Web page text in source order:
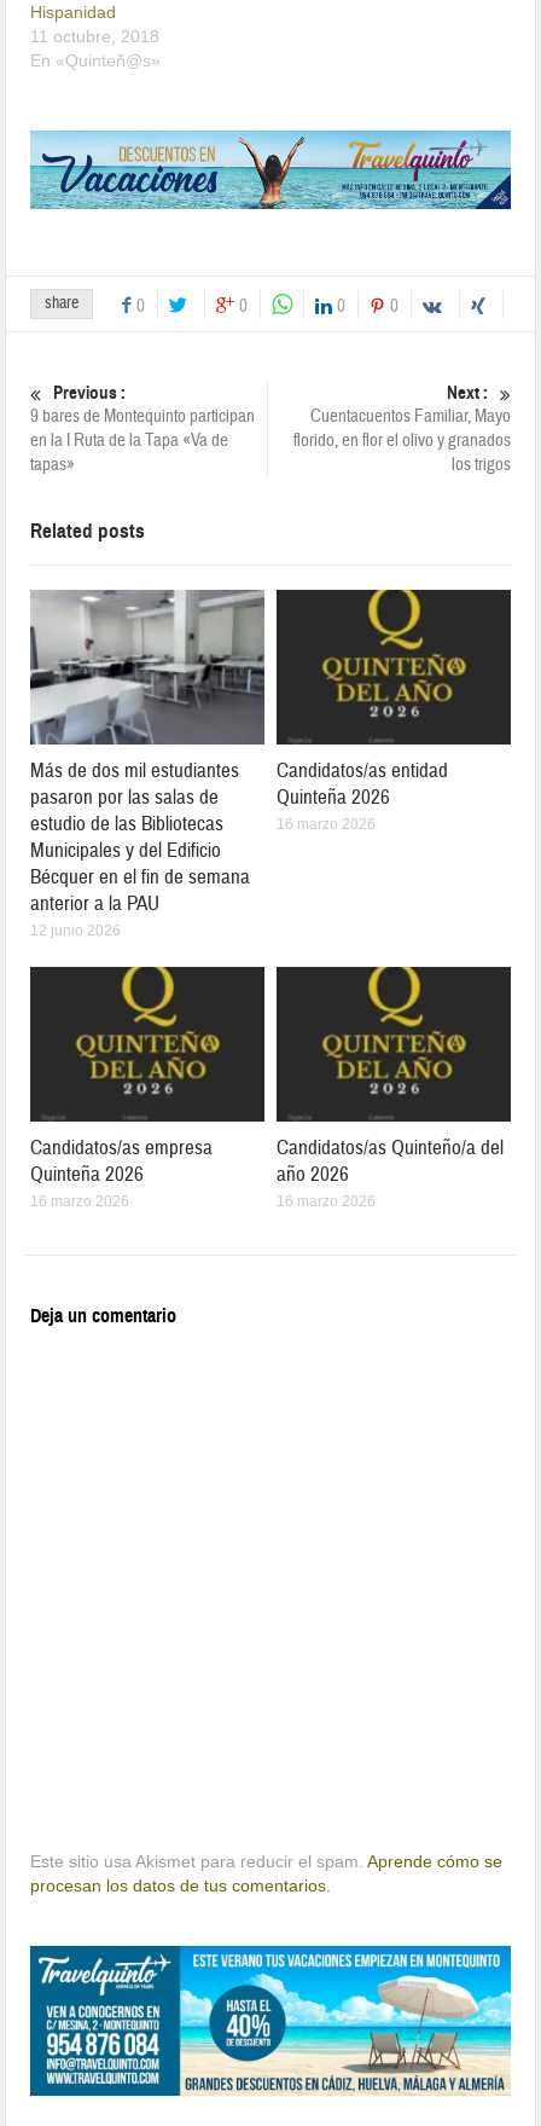
Hispanidad
11 octubre, 2018
En «Quinteñ@s»
share 0 0 0 0
Previous :
9 bares de Montequinto participan
en la I Ruta de la Tapa «Va de
tapas»
Next :
Cuentacuentos Familiar, Mayo
florido, en flor el olivo y granados
los trigos
Related posts
Más de dos mil estudiantes
pasaron por las salas de
estudio de las Bibliotecas
Municipales y del Edificio
Bécquer en el fin de semana
anterior a la PAU
12 junio 2026
Candidatos/as entidad
Quinteña 2026
16 marzo 2026
Candidatos/as empresa
Quinteña 2026
16 marzo 2026
Candidatos/as Quinteño/a del
año 2026
16 marzo 2026
Deja un comentario
Este sitio usa Akismet para reducir el spam.Aprende cómo se
procesan los datos de tus comentarios.